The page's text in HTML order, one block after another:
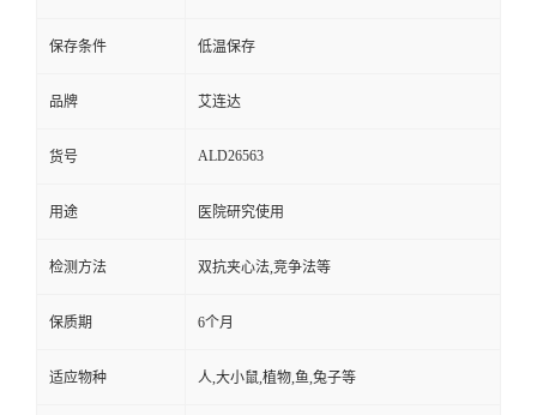
保存条件 低温保存
品牌 艾连达
货号 ALD26563
用途 医院研究使用
检测方法 双抗夹心法,竞争法等
保质期 6个月
适应物种 人,大小鼠,植物,鱼,兔子等